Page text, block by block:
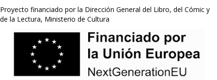
Proyecto financiado por la Dirección General del Libro, del Cómic y
de la Lectura, Ministerio de Cultura